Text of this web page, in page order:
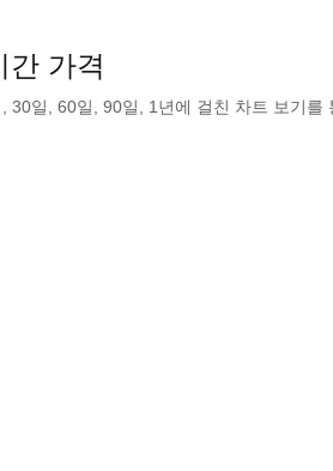
간 가격
30일, 60일, 90일, 1년에 걸친 차트 보기